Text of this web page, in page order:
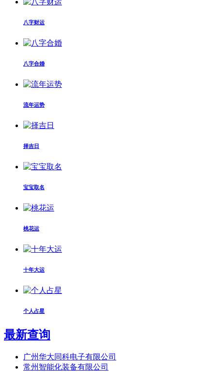
八字财运
八字合婚
流年运势
择吉日
宝宝取名
桃花运
十年大运
个人占星
最新查询
广州华大同科电子有限公司
常州智能化装备有限公司